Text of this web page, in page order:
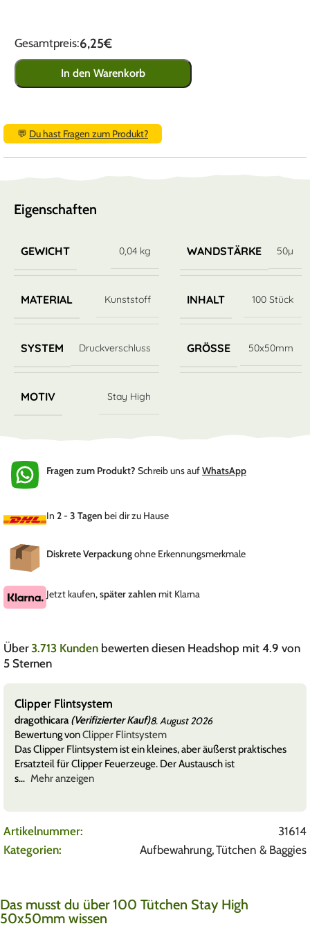
Gesamtpreis:6,25€
In den Warenkorb
💬 Du hast Fragen zum Produkt?
Eigenschaften
GEWICHT 0,04 kg WANDSTÄRKE 50µ
MATERIAL Kunststoff INHALT 100 Stück
SYSTEM Druckverschluss GRÖSSE 50x50mm
MOTIV Stay High
Fragen zum Produkt? Schreib uns aufWhatsApp
In 2 - 3 Tagen bei dir zu Hause
Diskrete Verpackungohne Erkennungsmerkmale
Jetzt kaufen,später zahlen mit Klarna
Über3.713 Kunden bewerten diesen Headshop mit 4.9 von
5 Sternen
Clipper Flintsystem
dragothicara(Verifizierter Kauf)8. August 2026
Bewertung vonClipper Flintsystem
Das Clipper Flintsystem ist ein kleines, aber äußerst praktisches
Ersatzteil für Clipper Feuerzeuge. Der Austausch ist
s
Mehr anzeigen
Artikelnummer:
31614
Kategorien:
Aufbewahrung,Tütchen & Baggies
Das musst du über 100 Tütchen Stay High
50x50mm wissen